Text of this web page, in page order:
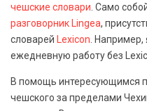
чешские словари . Само
разговорник Lingea,
словарей
Lexicon .
ежедневную работу без
В помощь интересующимся
чешского за пределами